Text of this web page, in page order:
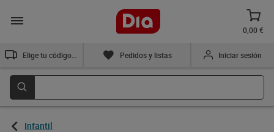
0,00 €
Pedidos y listas Iniciar sesión
Infantil